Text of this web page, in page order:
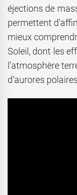
éjections de
permettent
mieux
Soleil, dont les
l’atmosphère
d’aurores